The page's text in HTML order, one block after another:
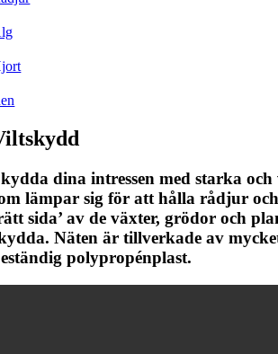
dina intressen med starka
lämpar sig för att hålla rådjur
sida’ av de växter, grödor och
Näten är tillverkade av
polypropénplast.